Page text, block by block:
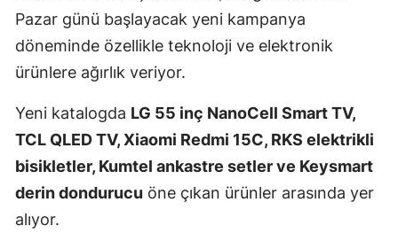
Pazar günü başlayacak yeni kampanya
döneminde özellikle teknoloji ve elektronik
ürünlere ağırlık veriyor.
Yeni katalogda LG 55 inç NanoCell Smart TV,
TCL QLED TV, Xiaomi Redmi 15C, RKS elektrikli
bisikletler, Kumtel ankastre setler ve Keysmart
derin dondurucu öne çıkan ürünler arasında yer
alıyor.